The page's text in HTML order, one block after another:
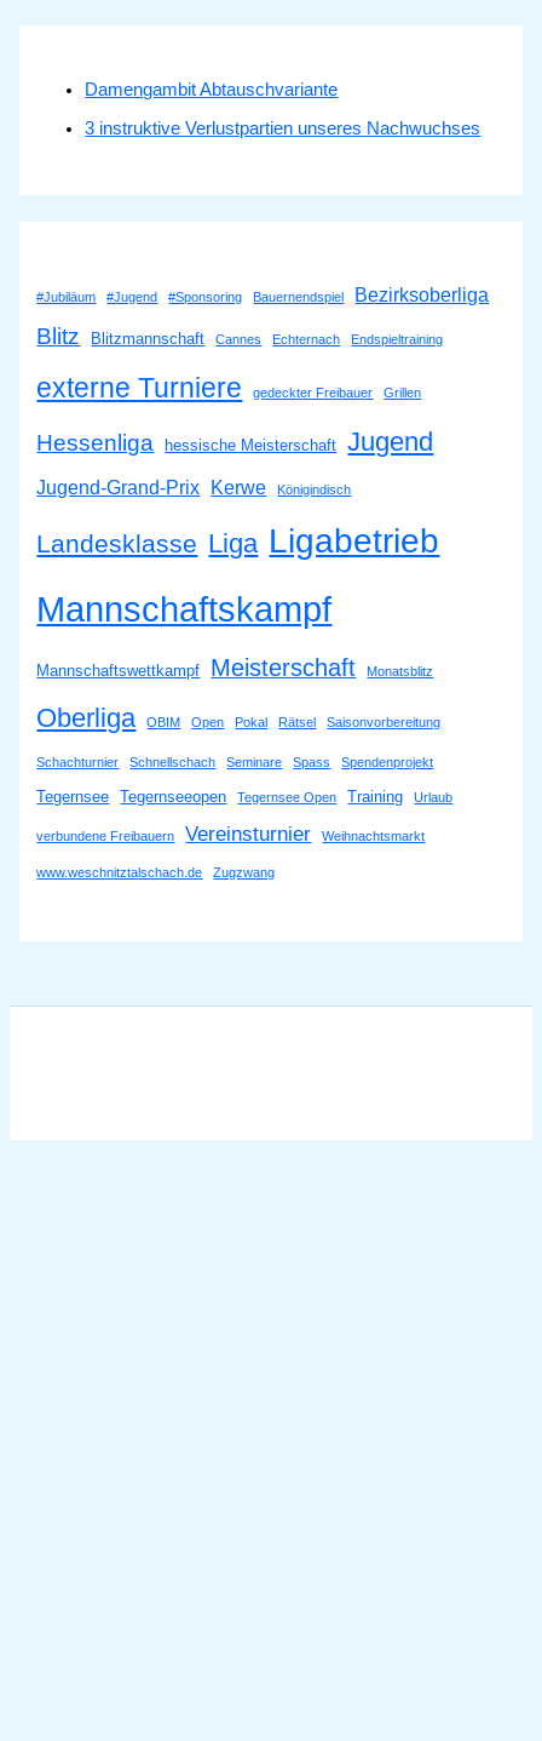
Damengambit Abtauschvariante
3 instruktive Verlustpartien unseres Nachwuchses
#Jubiläum #Jugend #Sponsoring Bauernendspiel Bezirksoberliga
Blitz Blitzmannschaft Cannes Echternach Endspieltraining
externe Turniere gedeckter Freibauer Grillen
Hessenliga hessische Meisterschaft Jugend
Jugend-Grand-Prix Kerwe Königindisch
Landesklasse Liga Ligabetrieb
Mannschaftskampf
Mannschaftswettkampf Meisterschaft Monatsblitz
Oberliga OBIM Open Pokal Rätsel Saisonvorbereitung
Schachturnier Schnellschach Seminare Spass Spendenprojekt
Tegernsee Tegernseeopen Tegernsee Open Training Urlaub
verbundene Freibauern Vereinsturnier Weihnachtsmarkt
www.weschnitztalschach.de Zugzwang